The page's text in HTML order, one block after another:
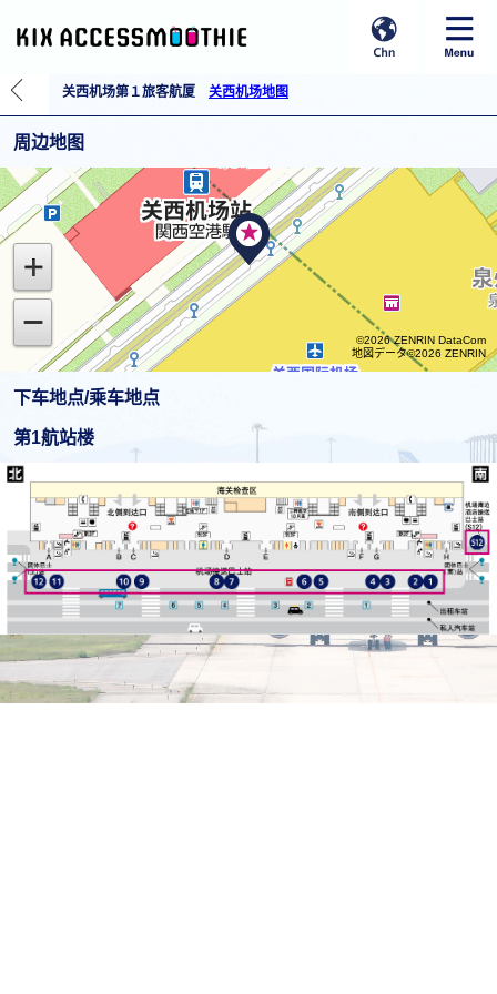
关西机场第１旅客航厦 关西机场地图
周边地图
©2026 ZENRIN DataCom
地図データ©2026 ZENRIN
下车地点/乘车地点
第1航站楼